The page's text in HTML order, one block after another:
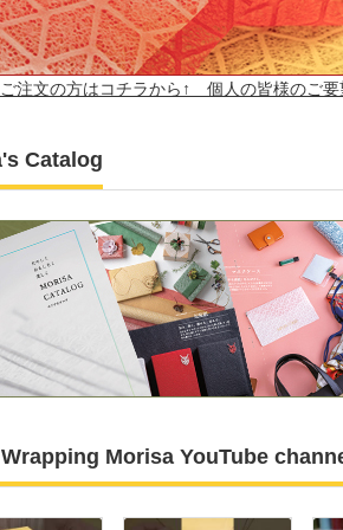
Catalog
Morisa YouTube